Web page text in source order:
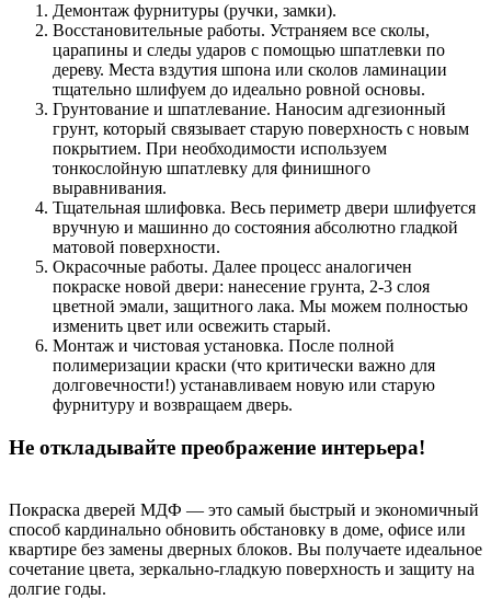
Демонтаж фурнитуры (ручки, замки).
Восстановительные работы. Устраняем все сколы,
царапины и следы ударов с помощью шпатлевки по
дереву. Места вздутия шпона или сколов ламинации
тщательно шлифуем до идеально ровной основы.
Грунтование и шпатлевание. Наносим адгезионный
грунт, который связывает старую поверхность с новым
покрытием. При необходимости используем
тонкослойную шпатлевку для финишного
выравнивания.
Тщательная шлифовка. Весь периметр двери шлифуется
вручную и машинно до состояния абсолютно гладкой
матовой поверхности.
Окрасочные работы. Далее процесс аналогичен
покраске новой двери: нанесение грунта, 2-3 слоя
цветной эмали, защитного лака. Мы можем полностью
изменить цвет или освежить старый.
Монтаж и чистовая установка. После полной
полимеризации краски (что критически важно для
долговечности!) устанавливаем новую или старую
фурнитуру и возвращаем дверь.
Не откладывайте преображение интерьера!
Покраска дверей МДФ — это самый быстрый и экономичный
способ кардинально обновить обстановку в доме, офисе или
квартире без замены дверных блоков. Вы получаете идеальное
сочетание цвета, зеркально-гладкую поверхность и защиту на
долгие годы.